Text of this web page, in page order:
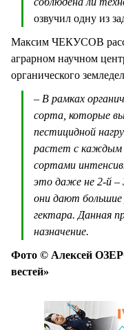
озвучил одну из
Максим ЧЕКУСОВ
аграрном научном
органического
– В рамках
сорта, которые
пестицидной
растет с каждым
сортами
это даже не 2-й –
они дают большие
гектара. Данная
назначение.
Фото © Алексей
вестей»